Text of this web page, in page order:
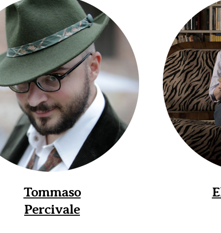
Tommaso
Percivale